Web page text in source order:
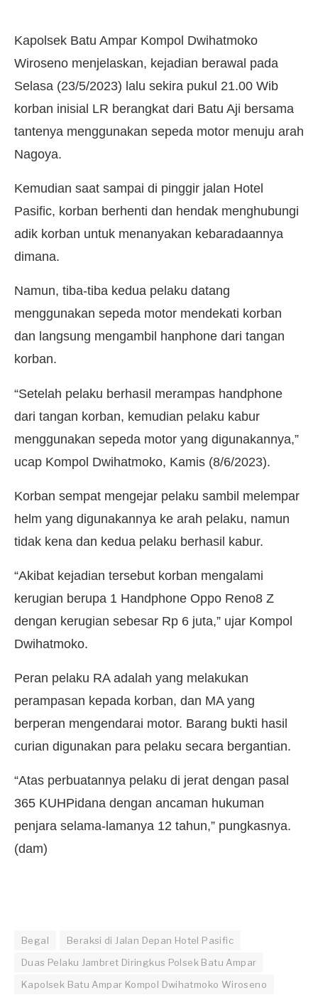
Kapolsek Batu Ampar Kompol Dwihatmoko
Wiroseno menjelaskan, kejadian berawal pada
Selasa (23/5/2023) lalu sekira pukul 21.00 Wib
korban inisial LR berangkat dari Batu Aji bersama
tantenya menggunakan sepeda motor menuju arah
Nagoya.
Kemudian saat sampai di pinggir jalan Hotel
Pasific, korban berhenti dan hendak menghubungi
adik korban untuk menanyakan kebaradaannya
dimana.
Namun, tiba-tiba kedua pelaku datang
menggunakan sepeda motor mendekati korban
dan langsung mengambil hanphone dari tangan
korban.
“Setelah pelaku berhasil merampas handphone
dari tangan korban, kemudian pelaku kabur
menggunakan sepeda motor yang digunakannya,”
ucap Kompol Dwihatmoko, Kamis (8/6/2023).
Korban sempat mengejar pelaku sambil melempar
helm yang digunakannya ke arah pelaku, namun
tidak kena dan kedua pelaku berhasil kabur.
“Akibat kejadian tersebut korban mengalami
kerugian berupa 1 Handphone Oppo Reno8 Z
dengan kerugian sebesar Rp 6 juta,” ujar Kompol
Dwihatmoko.
Peran pelaku RA adalah yang melakukan
perampasan kepada korban, dan MA yang
berperan mengendarai motor. Barang bukti hasil
curian digunakan para pelaku secara bergantian.
“Atas perbuatannya pelaku di jerat dengan pasal
365 KUHPidana dengan ancaman hukuman
penjara selama-lamanya 12 tahun,” pungkasnya.
(dam)
Begal
Beraksi di Jalan Depan Hotel Pasific
Duas Pelaku Jambret Diringkus Polsek Batu Ampar
Kapolsek Batu Ampar Kompol Dwihatmoko Wiroseno